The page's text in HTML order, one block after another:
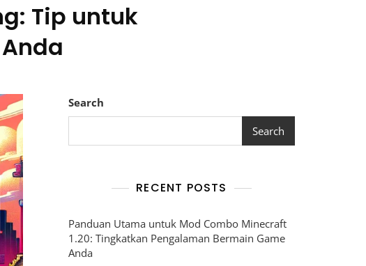
Tip untuk
Search
Search
RECENT POSTS
Panduan Utama untuk Mod Combo Minecraft
1.20: Tingkatkan Pengalaman Bermain Game
Anda